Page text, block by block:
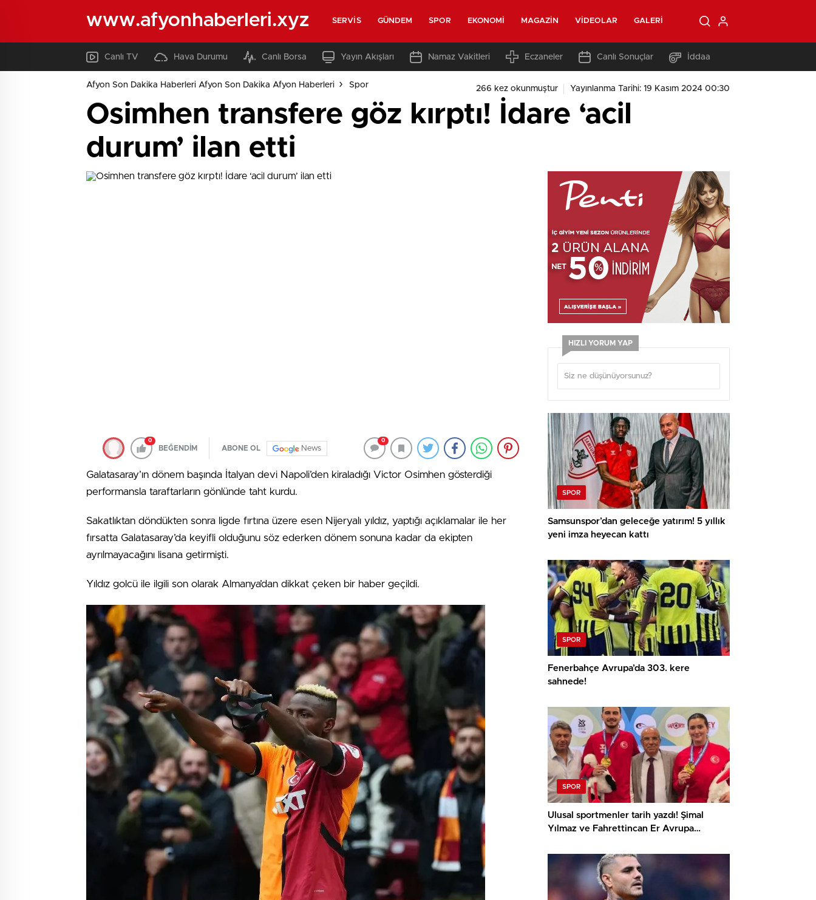
www.afyonhaberleri.xyz SERVIS GÜNDEM SPOR EKONOMI MAGAZIN VIDEOLAR GALERI
Canlı TV Hava Durumu Canlı Borsa Yayın Akışları Namaz Vakitleri Eczaneler Canlı Sonuçlar İddaa
Afyon Son Dakika Haberleri Afyon Son Dakika Afyon Haberleri Spor 266 kez okunmuştur Yayınlanma Tarihi: 19 Kasım 2024 00:30
Osimhen transfere göz kırptı! İdare ‘acil
durum’ ilan etti
0
BEĞENDİM ABONE OL News
0
Galatasaray’ın dönem başında İtalyan devi Napoli’den kiraladığı Victor Osimhen gösterdiği
performansla taraftarların gönlünde taht kurdu.
Sakatlıktan döndükten sonra ligde fırtına üzere esen Nijeryalı yıldız, yaptığı açıklamalar ile her
fırsatta Galatasaray’da keyifli olduğunu söz ederken dönem sonuna kadar da ekipten
ayrılmayacağını lisana getirmişti.
Yıldız golcü ile ilgili son olarak Almanya’dan dikkat çeken bir haber geçildi.
HIZLI YORUM YAP
SPOR
Samsunspor’dan geleceğe yatırım! 5 yıllık
yeni imza heyecan kattı
SPOR
Fenerbahçe Avrupa’da 303. kere
sahnede!
SPOR
Ulusal sportmenler tarih yazdı! Şimal
Yılmaz ve Fahrettincan Er Avrupa